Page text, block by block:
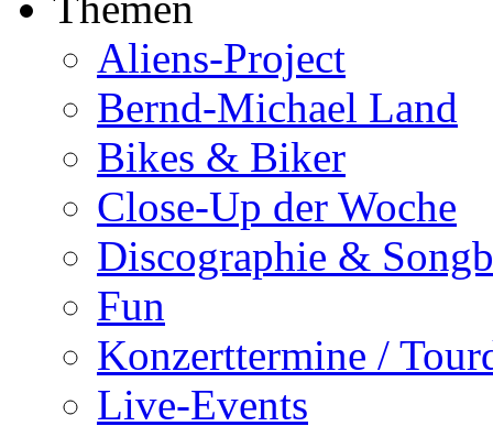
Aliens-Project
Bernd-Michael Land
Bikes & Biker
Close-Up der Woche
Discographie &
Fun
Konzerttermine /
Live-Events